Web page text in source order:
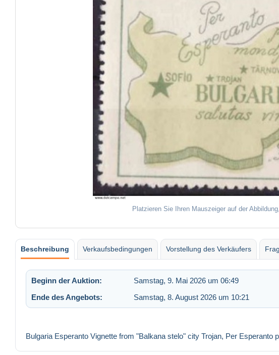
Platzieren Sie Ihren Mauszeiger auf der
Beschreibung Verkaufsbedingungen Vorstellung des Verkäufers
Beginn der Auktion: Samstag, 9. Mai 2026 um 06:49
Ende des Angebots:
Samstag, 8. August 2026 um 10:21
Bulgaria Esperanto Vignette from "Balkana stelo" city Trojan, Per Esperanto